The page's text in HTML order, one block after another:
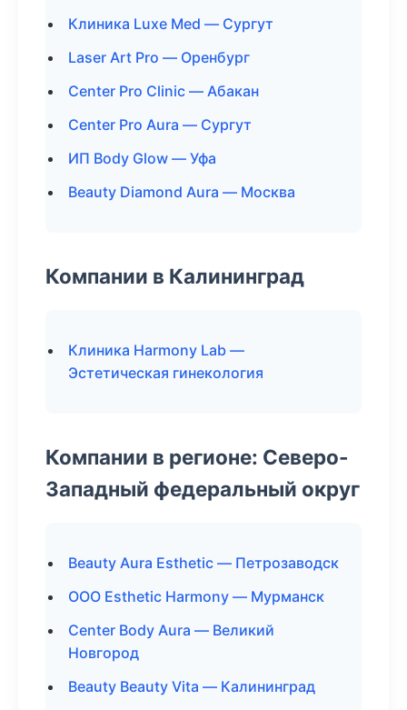
Клиника Luxe Med — Сургут
Laser Art Pro — Оренбург
Center Pro Clinic — Абакан
Center Pro Aura — Сургут
ИП Body Glow — Уфа
Beauty Diamond Aura — Москва
Компании в Калининград
Клиника Harmony Lab —
Эстетическая гинекология
Компании в регионе: Северо-
Западный федеральный округ
Beauty Aura Esthetic — Петрозаводск
ООО Esthetic Harmony — Мурманск
Center Body Aura — Великий
Новгород
Beauty Beauty Vita — Калининград